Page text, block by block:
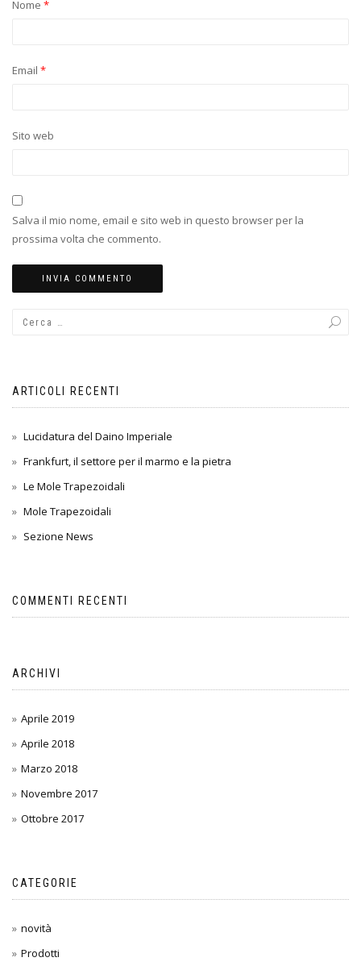
Nome *
Email *
Sito web
Salva il mio nome, email e sito web in questo browser per la
prossima volta che commento.
ARTICOLI RECENTI
Lucidatura del Daino Imperiale
Frankfurt, il settore per il marmo e la pietra
Le Mole Trapezoidali
Mole Trapezoidali
Sezione News
COMMENTI RECENTI
ARCHIVI
Aprile 2019
Aprile 2018
Marzo 2018
Novembre 2017
Ottobre 2017
CATEGORIE
novità
Prodotti